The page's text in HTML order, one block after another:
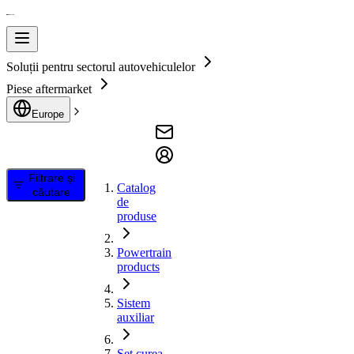
Soluții pentru sectorul autovehiculelor
Piese aftermarket
Europe
Filtrare și
căutare
Catalog
de
produse
Powertrain
products
Sistem
auxiliar